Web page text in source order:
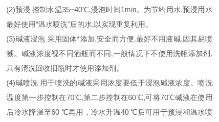
(2)预浸 控制水温35~40℃,浸泡时间1min。为节约用水,预浸用水
最好使用“温水喷洗”后的水,以实现重复利用。
(3)碱液浸泡 采用固体*添加,安全而方便,最好不用液碱,因其易喷
溅。碱液浓度视不同酒瓶而不同,一般情况下不使用洗瓶添加剂,
只有清洗回收旧瓶时才使用添加剂。
(4)碱喷洗 用于喷洗的碱液采用浓度要低于浸泡碱液浓度。喷洗
温度第一步控制在70℃,第二步控制在60℃,可将70℃碱液在使用
后冷水降温至60 ℃再用，冷水升温40 ℃后可用于预浸和温水喷